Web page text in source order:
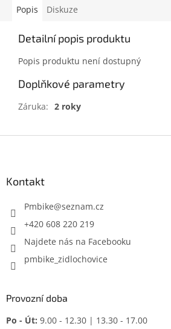
Popis Diskuze
Detailní popis produktu
Popis produktu není dostupný
Doplňkové parametry
Záruka: 2 roky
Kontakt
Pmbike@seznam.cz
+420 608 220 219
Najdete nás na Facebooku
pmbike_zidlochovice
Provozní doba
Po - Út: 9.00 - 12.30 | 13.30 - 17.00